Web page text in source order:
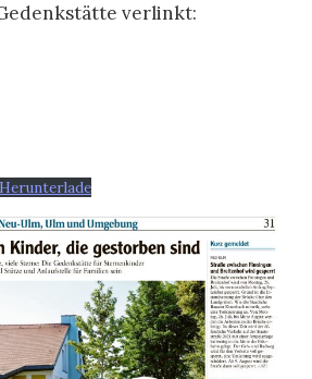
verlinkt:
Herunterlade